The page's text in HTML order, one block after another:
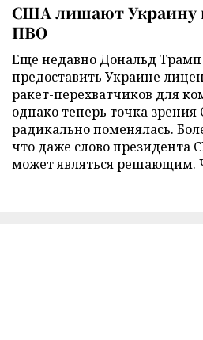
США лишают Украину
ПВО
Еще недавно Дональд Трамп
предоставить Украине
ракет-перехватчиков для
однако теперь точка
радикально поменялась.
что даже слово президента
может являться решающим.